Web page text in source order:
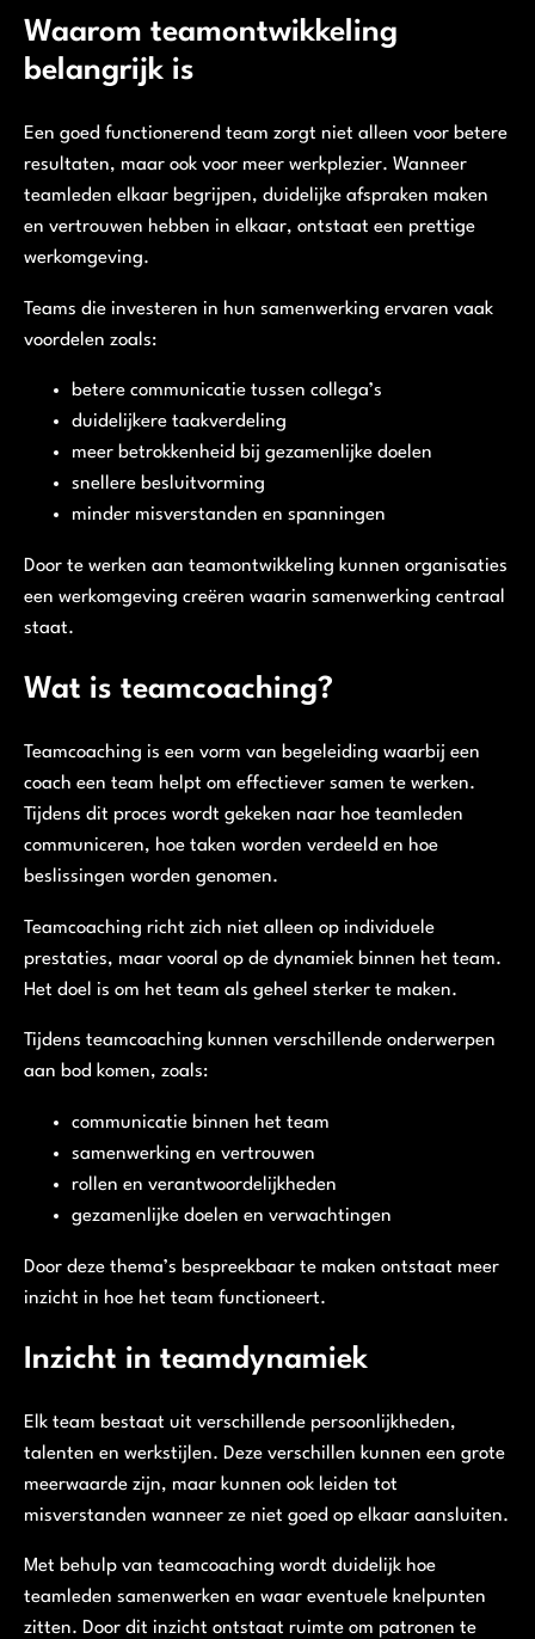
Waarom teamontwikkeling
belangrijk is
Een goed functionerend team zorgt niet alleen voor betere
resultaten, maar ook voor meer werkplezier. Wanneer
teamleden elkaar begrijpen, duidelijke afspraken maken
en vertrouwen hebben in elkaar, ontstaat een prettige
werkomgeving.
Teams die investeren in hun samenwerking ervaren vaak
voordelen zoals:
betere communicatie tussen collega’s
duidelijkere taakverdeling
meer betrokkenheid bij gezamenlijke doelen
snellere besluitvorming
minder misverstanden en spanningen
Door te werken aan teamontwikkeling kunnen organisaties
een werkomgeving creëren waarin samenwerking centraal
staat.
Wat is teamcoaching?
Teamcoaching is een vorm van begeleiding waarbij een
coach een team helpt om effectiever samen te werken.
Tijdens dit proces wordt gekeken naar hoe teamleden
communiceren, hoe taken worden verdeeld en hoe
beslissingen worden genomen.
Teamcoaching richt zich niet alleen op individuele
prestaties, maar vooral op de dynamiek binnen het team.
Het doel is om het team als geheel sterker te maken.
Tijdens teamcoaching kunnen verschillende onderwerpen
aan bod komen, zoals:
communicatie binnen het team
samenwerking en vertrouwen
rollen en verantwoordelijkheden
gezamenlijke doelen en verwachtingen
Door deze thema’s bespreekbaar te maken ontstaat meer
inzicht in hoe het team functioneert.
Inzicht in teamdynamiek
Elk team bestaat uit verschillende persoonlijkheden,
talenten en werkstijlen. Deze verschillen kunnen een grote
meerwaarde zijn, maar kunnen ook leiden tot
misverstanden wanneer ze niet goed op elkaar aansluiten.
Met behulp van teamcoaching wordt duidelijk hoe
teamleden samenwerken en waar eventuele knelpunten
zitten. Door dit inzicht ontstaat ruimte om patronen te